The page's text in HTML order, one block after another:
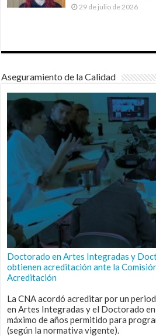
29 de julio de 2026
Aseguramiento de la Calidad
Doctorado en Artes Integradas y
obtienen acreditación ante la
Acreditación
La CNA acordó acreditar por un
en Artes Integradas y el Doctorado en
máximo de años permitido para
(según la normativa vigente).